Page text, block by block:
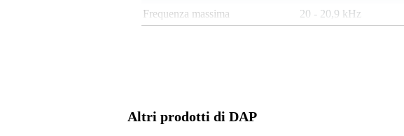
Frequenza massima
20 - 20,9 kHz
Altri prodotti di DAP